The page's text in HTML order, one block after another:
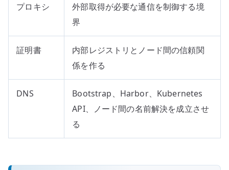
プロキシ
外部取得が必要な通信を制御する境
界
証明書
内部レジストリとノード間の信頼関
係を作る
DNS
Bootstrap、Harbor、Kubernetes
API、ノード間の名前解決を成立させ
る